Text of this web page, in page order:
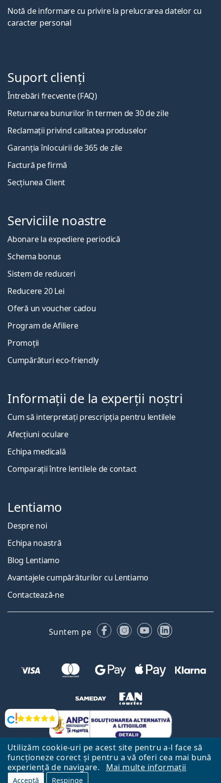
Utilizăm cookie-uri pe acest site pentru a-l face să
funcționeze corect și pentru a vă oferi cea mai bună
experiență de navigare.
Mai multe informații
Acceptă Respinge
Opinii
Notă de informare cu privire la prelucrarea datelor cu
caracter personal
Suport clienți
Întrebări frecvente (FAQ)
Returnarea bunurilor în termen de 30 de zile
Reclamații privind calitatea produselor
Garanția înlocuirii de 365 de zile
Factură pe firmă
Secțiunea Client
Serviciile noastre
Abonare la expediere periodică
Schema bonus
Sistem de reduceri
Reducere 20 Lei
Oferă un voucher cadou
Program de Afiliere
Promoții
Cumpărături eco-friendly
Informații de la experții noștri
Cum să interpretați prescripția pentru lentilele
Afecțiuni oculare
Echipa medicală
Comparații între lentilele de contact
Lentiamo
Despre noi
Echipa noastră
Blog Lentiamo
Avantajele cumpărăturilor cu Lentiamo
Contactează-ne
Suntem pe FacebookInstagram
YouTubeLinkedIn